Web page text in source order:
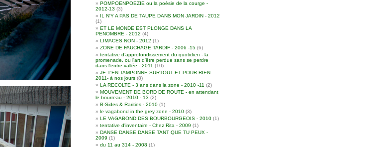
POMPOENPOEZIE ou la poésie de la courge -
2012-13 (3)
IL N'Y A PAS DE TAUPE DANS MON JARDIN - 2012
(1)
ET LE MONDE EST PLONGE DANS LA
PENOMBRE - 2012 (4)
LIMACES NON - 2012 (1)
ZONE DE FAUCHAGE TARDIF - 2006 -15 (6)
tentative d’approfondissement du quotidien - la
promenade, ou l'art d'être perdue sans se perdre
dans l'entre-vallée - 2011 (10)
JE T'EN TAMPONNE SURTOUT ET POUR RIEN -
2011- à nos jours (8)
LA RECOLTE - 3 ans dans la zone - 2010 -11 (2)
MOUVEMENT DE BORD DE ROUTE - en attendant
le bourreau - 2010 - 13 (2)
B-Sides & Rarities - 2010 (1)
le vagabond in the grey zone - 2010 (3)
LE VAGABOND DES BOURBOURGEOIS - 2010 (1)
tentative d'inventaire - Chez Rita - 2009 (1)
DANSE DANSE DANSE TANT QUE TU PEUX -
2009 (1)
du 11 au 314 - 2008 (1)